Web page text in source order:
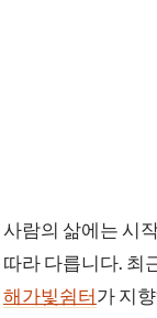
사람의 삶에는 시
따라 다릅니다. 최
해가빛쉼터가 지